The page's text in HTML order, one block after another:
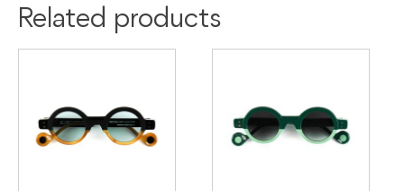
Related products